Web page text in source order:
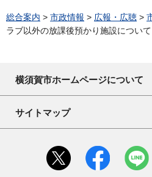
総合案内 > 市政情報 > 広報・広聴 >
ラブ以外の放課後預かり施設について
横須賀市ホームページについて
サイトマップ